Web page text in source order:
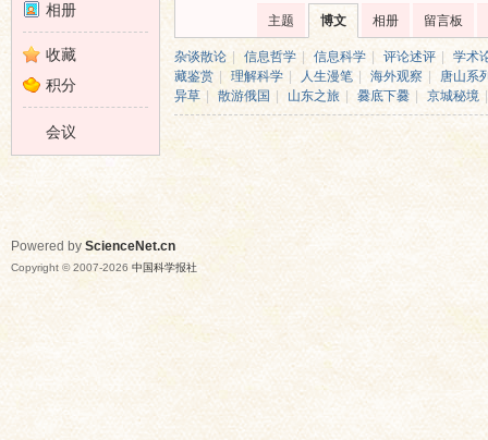
主题
博文 相册 留言板
杂谈散论 信息哲学 信息科学 评论述评
学术
藏鉴赏
理解科学 人生漫笔 海外观察
唐山系
异草
散游俄国 山东之旅 爨底下爨 京城秘境
相册
收藏
积分
会议
Powered by ScienceNet.cn
Copyright © 2007-2026 中国科学报社